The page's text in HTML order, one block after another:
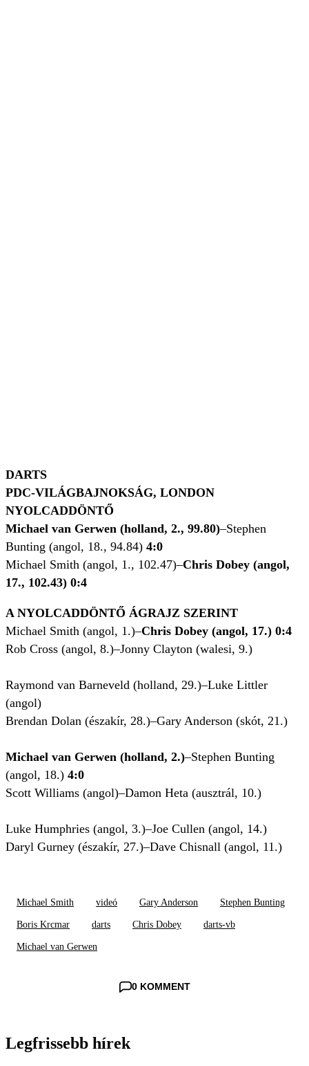
DARTS
PDC-VILÁGBAJNOKSÁG, LONDON
NYOLCADDÖNTŐ
Michael van Gerwen (holland, 2., 99.80)–Stephen
Bunting (angol, 18., 94.84) 4:0
Michael Smith (angol, 1., 102.47)–Chris Dobey (angol,
17., 102.43) 0:4
A NYOLCADDÖNTŐ ÁGRAJZ SZERINT
Michael Smith (angol, 1.)–Chris Dobey (angol, 17.) 0:4
Rob Cross (angol, 8.)–Jonny Clayton (walesi, 9.)
Raymond van Barneveld (holland, 29.)–Luke Littler
(angol)
Brendan Dolan (északír, 28.)–Gary Anderson (skót, 21.)
Michael van Gerwen (holland, 2.)–Stephen Bunting
(angol, 18.) 4:0
Scott Williams (angol)–Damon Heta (ausztrál, 10.)
Luke Humphries (angol, 3.)–Joe Cullen (angol, 14.)
Daryl Gurney (északír, 27.)–Dave Chisnall (angol, 11.)
Michael Smith videó Gary Anderson Stephen Bunting
Boris Krcmar darts Chris Dobey darts-vb
Michael van Gerwen
0 KOMMENT
Legfrissebb hírek